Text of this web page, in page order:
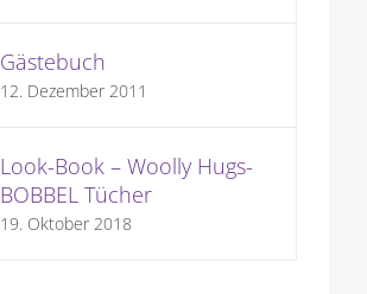
Gästebuch
12. Dezember 2011
Look-Book – Woolly Hugs-
BOBBEL Tücher
19. Oktober 2018